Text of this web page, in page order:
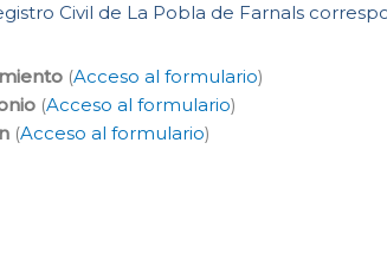
Civil de La Pobla de Farnals
(Acceso al formulario)
(Acceso al formulario)
(Acceso al formulario)